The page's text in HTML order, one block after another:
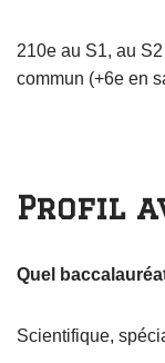
210e au S1, au
commun (+6e en
Profil
Quel
Scientifique,